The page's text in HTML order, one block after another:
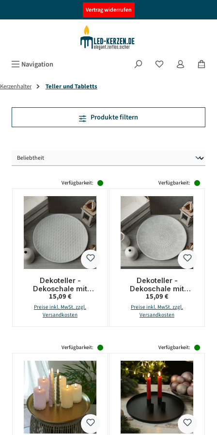
Vertrag widerrufen
Navigation
Kerzenhalter Teller und Tabletts
Produkte filtern
Verfügbarkeit:
Dekoteller -
Dekoschale mit
Rautenmuster - MDF
Holz - D: 34,5cm -
weiß
Regulärer Preis:
15,09 €
Preise inkl. MwSt. zzgl.
Versandkosten
Verfügbarkeit:
Dekoteller -
Dekoschale mit
Blumenmuster - MDF
Holz - D: 34,5cm -
weiß
Regulärer Preis:
15,09 €
Preise inkl. MwSt. zzgl.
Versandkosten
Verfügbarkeit: Verfügbarkeit: